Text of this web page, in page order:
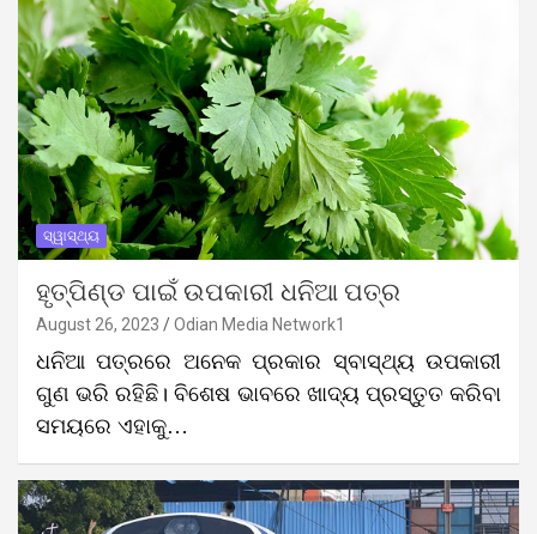
ସ୍ୱାସ୍ଥ୍ୟ
ହୃତ୍‌ପିଣ୍ଡ ପାଇଁ ଉପକାରୀ ଧନିଆ ପତ୍ର
August 26, 2023 Odian Media Network1
ଧନିଆ ପତ୍ରରେ ଅନେକ ପ୍ରକାର ସ୍ବାସ୍ଥ୍ୟ ଉପକାରୀ
ଗୁଣ ଭରି ରହିଛି। ବିଶେଷ ଭାବରେ ଖାଦ୍ୟ ପ୍ରସ୍ତୁତ କରିବା
ସମୟରେ ଏହାକୁ…